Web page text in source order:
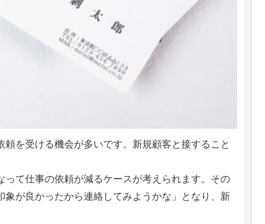
を受ける機会が多いです。新規顧客と接すること
て仕事の依頼が減るケースが考えられます。その
が良かったから連絡してみようかな」となり、新